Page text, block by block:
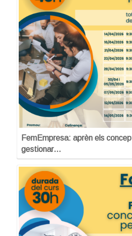
FemEmpresa: aprèn els
gestionar…